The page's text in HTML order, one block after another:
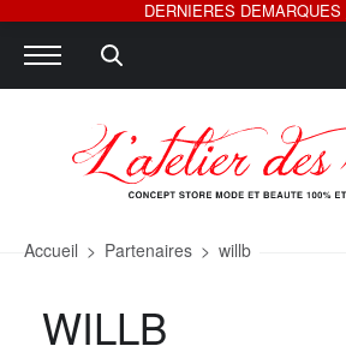
Accueil > Partenaires > willb
WILLB
DERNIERES DEMARQUES